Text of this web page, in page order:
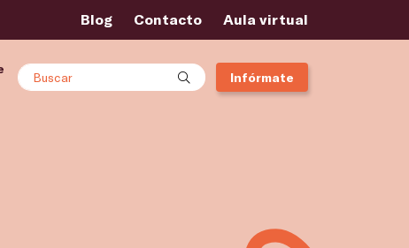
Blog Contacto Aula virtual
Buscar Infórmate